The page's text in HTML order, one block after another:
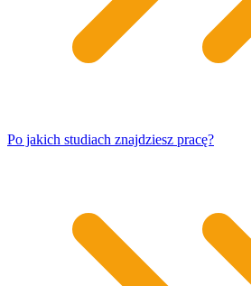
Po jakich studiach znajdziesz pracę?